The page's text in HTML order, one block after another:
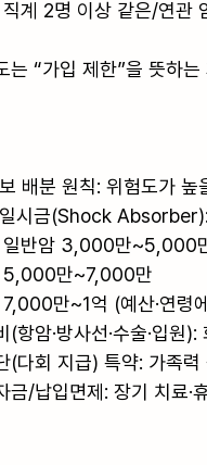
계 2명 이상 같은/연관
는 “가입 제한”을 뜻하
배분 원칙: 위험도가 높
시금(Shock
일반암 3,000만~5,000
5,000만~7,000만
만~1억 (예산·연령
(항암·방사선·수술·입
(다회 지급) 특약: 가족력
금/납입면제: 장기 치료